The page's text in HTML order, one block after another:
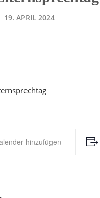
19. APRIL 2024
hinzufügen